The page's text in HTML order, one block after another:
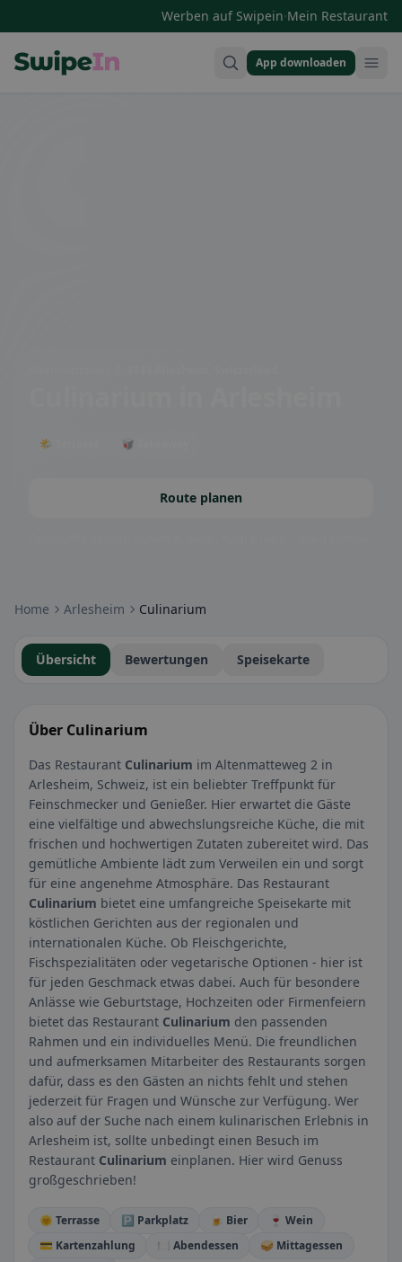
Werben auf Swipein·Mein Restaurant
App downloaden
🌤 Terrasse 🥡 Takeaway
Route planen
Home Arlesheim Culinarium
Übersicht Bewertungen Speisekarte
Über Culinarium
Das Restaurant Culinarium im Altenmatteweg 2 in
Arlesheim, Schweiz, ist ein beliebter Treffpunkt für
Feinschmecker und Genießer. Hier erwartet die Gäste
eine vielfältige und abwechslungsreiche Küche, die mit
frischen und hochwertigen Zutaten zubereitet wird. Das
gemütliche Ambiente lädt zum Verweilen ein und sorgt
für eine angenehme Atmosphäre. Das Restaurant
Culinarium bietet eine umfangreiche Speisekarte mit
köstlichen Gerichten aus der regionalen und
internationalen Küche. Ob Fleischgerichte,
Fischspezialitäten oder vegetarische Optionen - hier ist
für jeden Geschmack etwas dabei. Auch für besondere
Anlässe wie Geburtstage, Hochzeiten oder Firmenfeiern
bietet das Restaurant Culinarium den passenden
Rahmen und ein individuelles Menü. Die freundlichen
und aufmerksamen Mitarbeiter des Restaurants sorgen
dafür, dass es den Gästen an nichts fehlt und stehen
jederzeit für Fragen und Wünsche zur Verfügung. Wer
also auf der Suche nach einem kulinarischen Erlebnis in
Arlesheim ist, sollte unbedingt einen Besuch im
Restaurant Culinarium einplanen. Hier wird Genuss
großgeschrieben!
🌞 Terrasse 🅿️ Parkplatz 🍺 Bier
🍷 Wein
💳 Kartenzahlung
🍽️ Abendessen
🥪 Mittagessen